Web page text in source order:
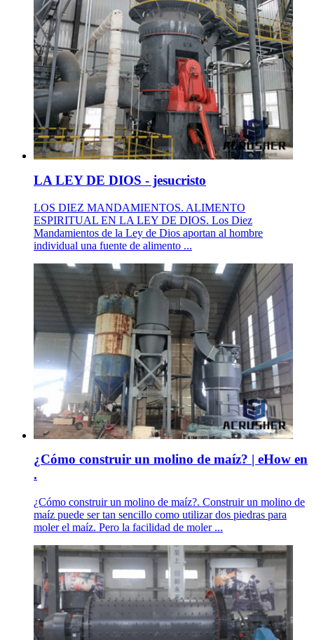
LA LEY DE DIOS - jesucristo
LOS DIEZ MANDAMIENTOS. ALIMENTO
ESPIRITUAL EN LA LEY DE DIOS. Los Diez
Mandamientos de la Ley de Dios aportan al hombre
individual una fuente de alimento ...
¿Cómo construir un molino de maíz? | eHow en
.
¿Cómo construir un molino de maíz?. Construir un molino de
maíz puede ser tan sencillo como utilizar dos piedras para
moler el maíz. Pero la facilidad de moler ...